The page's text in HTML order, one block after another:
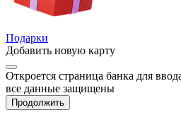
Подарки
Добавить новую карту
Откроется страница банка для
все данные защищены
Продолжить